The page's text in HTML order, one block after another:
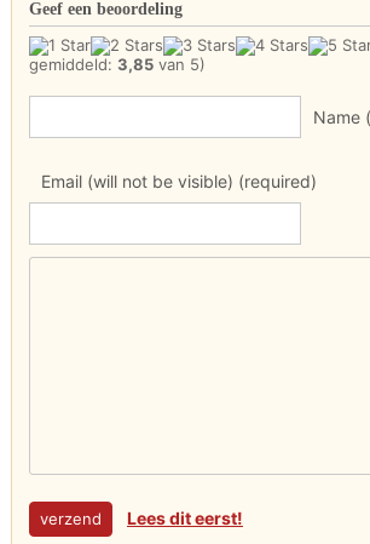
Geef een beoordeling
gemiddeld: 3,85 van 5)
Name
Email (will not be visible) (required)
Lees dit eerst!